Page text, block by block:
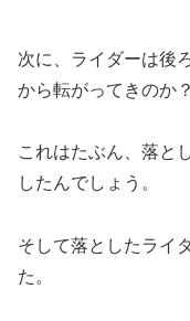
次に、ライダーは後
から転がってきのか？
これはたぶん、落と
したんでしょう。
そして落としたライ
た。